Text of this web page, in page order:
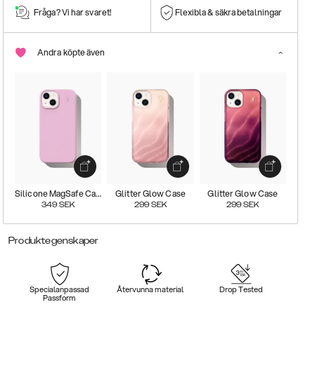
Fråga? Vi har svaret! Flexibla & säkra betalningar
Andra köpte även
Silicone MagSafe Case
349 SEK
Glitter Glow Case
299 SEK
Glitter Glow Case
299 SEK
Produktegenskaper
Specialanpassad
Passform
Återvunna material Drop Tested